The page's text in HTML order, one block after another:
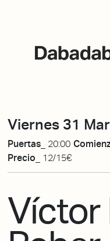
Viernes 31
Puertas_ 20:00
Precio_
12/15€
Víctor